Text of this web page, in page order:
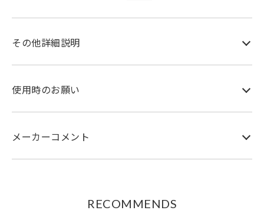
その他詳細説明
使用時のお願い
メーカーコメント
RECOMMENDS